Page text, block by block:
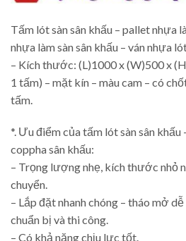
Tấm lót sàn sân khấu – pallet nhựa
nhựa làm sàn sân khấu – ván nhựa
– Kích thước: (L)1000 x (W)500 x
1 tấm) – mặt kín – màu cam – có
tấm.
*. Ưu điểm của tấm lót sàn sân khấu
coppha sân khấu:
– Trọng lượng nhẹ, kích thước nhỏ
chuyển.
– Lắp đặt nhanh chóng – tháo mở
chuẩn bị và thi công.
– Có khả năng chịu lực tốt.